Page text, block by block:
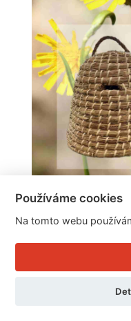
Včelí úl
Používáme cookies
Na tomto webu